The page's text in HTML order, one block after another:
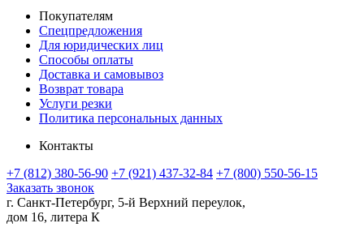
Покупателям
Спецпредложения
Для юридических лиц
Способы оплаты
Доставка и самовывоз
Возврат товара
Услуги резки
Политика персональных данных
Контакты
+7 (812) 380-56-90 +7 (921) 437-32-84 +7 (800) 550-56-15
Заказать звонок
г. Санкт-Петербург, 5-й Верхний переулок,
дом 16, литера К